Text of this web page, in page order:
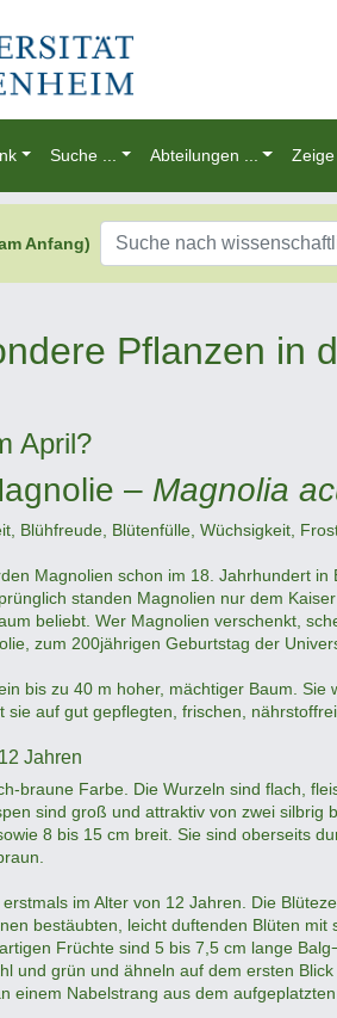
Suche ... Abteilungen ... Zeige
Anfang)
Pflanzen in
April?
– Magnolia
Blühfreude, Blütenfülle, Wüchsigkeit,
Magnolien schon im 18. Jahrhundert
standen Magnolien nur dem
beliebt. Wer Magnolien verschenkt,
zum 200jährigen Geburtstag der
bis zu 40 m hoher, mächtiger Baum.
sie auf gut gepflegten, frischen,
Jahren
braune Farbe. Die Wurzeln sind flach,
sind groß und attraktiv von zwei
8 bis 15 cm breit. Sie sind oberseits
im Alter von 12 Jahren. Die
bestäubten, leicht duftenden Blüten
Früchte sind 5 bis 7,5 cm lange
und grün und ähneln auf dem ersten
einem Nabelstrang aus dem